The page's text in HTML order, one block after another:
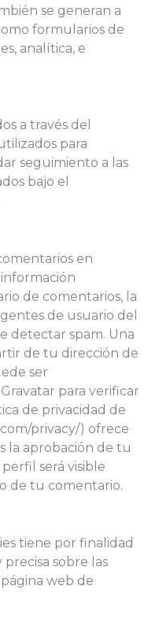
se generan a
formularios de
analítica, e
a través del
para
seguimiento a las
bajo el
en
de comentarios, la
de usuario del
detectar spam. Una
de tu dirección de
ser
para verificar
de privacidad de
privacy/) ofrece
la aprobación de tu
será visible
de tu comentario.
tiene por finalidad
sobre las
web de